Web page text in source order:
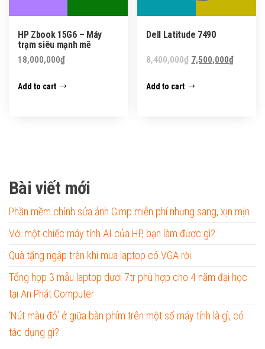
HP Zbook 15G6 – Máy
trạm siêu mạnh mẽ
18,000,000₫
Add to cart
Dell Latitude 7490
8,400,000₫ Original
was:
7,500,000₫Current
Add to cart
Bài viết mới
Phần mềm chỉnh sửa ảnh Gimp miễn phí nhưng sang, xịn mịn
Với một chiếc máy tính AI của HP, bạn làm được gì?
Quà tặng ngập tràn khi mua laptop có VGA rời
Tổng hợp 3 mẫu laptop dưới 7tr phù hợp cho 4 năm đại học
tại An Phát Computer
‘Nút màu đỏ’ ở giữa bàn phím trên một số máy tính là gì, có
tác dụng gì?